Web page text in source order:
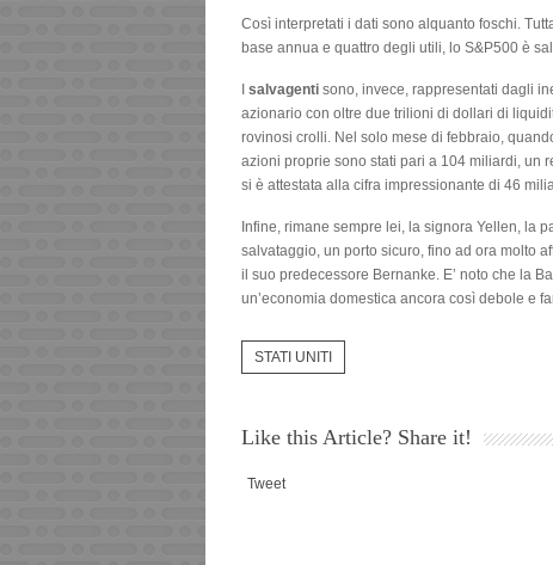
Così interpretati i dati sono alquanto foschi.
base annua e quattro degli utili, lo S&P500 è
salvagenti sono, invece, rappresentati dagli
azionario con oltre due trilioni di dollari di
rovinosi crolli. Nel solo mese di febbraio,
azioni proprie sono stati pari a 104 miliardi, un
si è attestata alla cifra impressionante di 46
Infine, rimane sempre lei, la signora Yellen, la
salvataggio, un porto sicuro, fino ad ora molto
il suo predecessore Bernanke. E’ noto che la
un’economia domestica ancora così debole e
STATI UNITI
Like this Article? Share it!
Tweet